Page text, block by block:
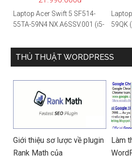
Laptop Acer Swift 5 SF514-
55TA-59N4 NX.A6SSV.001 (i5-
anh) – Hàng chính hãng
59QK
THỦ THUẬT WORDPRESS
Giới thiệu sơ lược về plugin
Rank Math của
Làm